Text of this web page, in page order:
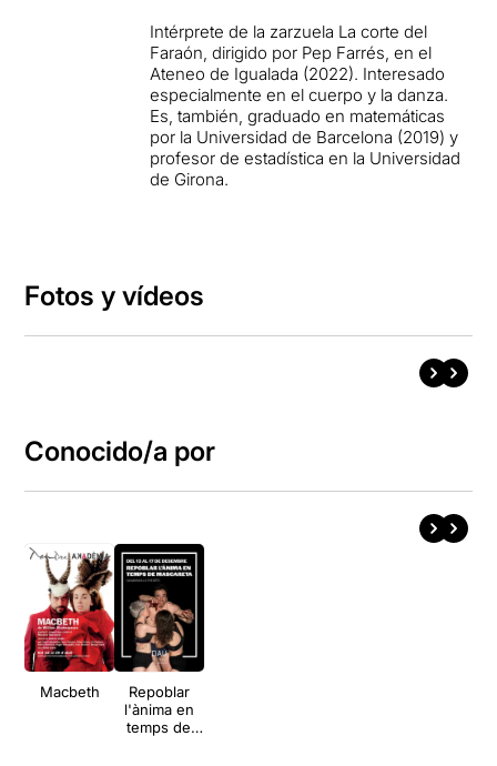
Intérprete de la zarzuela La corte del
Faraón, dirigido por Pep Farrés, en el
Ateneo de Igualada (2022). Interesado
especialmente en el cuerpo y la danza.
Es, también, graduado en matemáticas
por la Universidad de Barcelona (2019) y
profesor de estadística en la Universidad
de Girona.
Fotos y vídeos
Conocido/a por
Macbeth
Repoblar
l'ànima en
temps de